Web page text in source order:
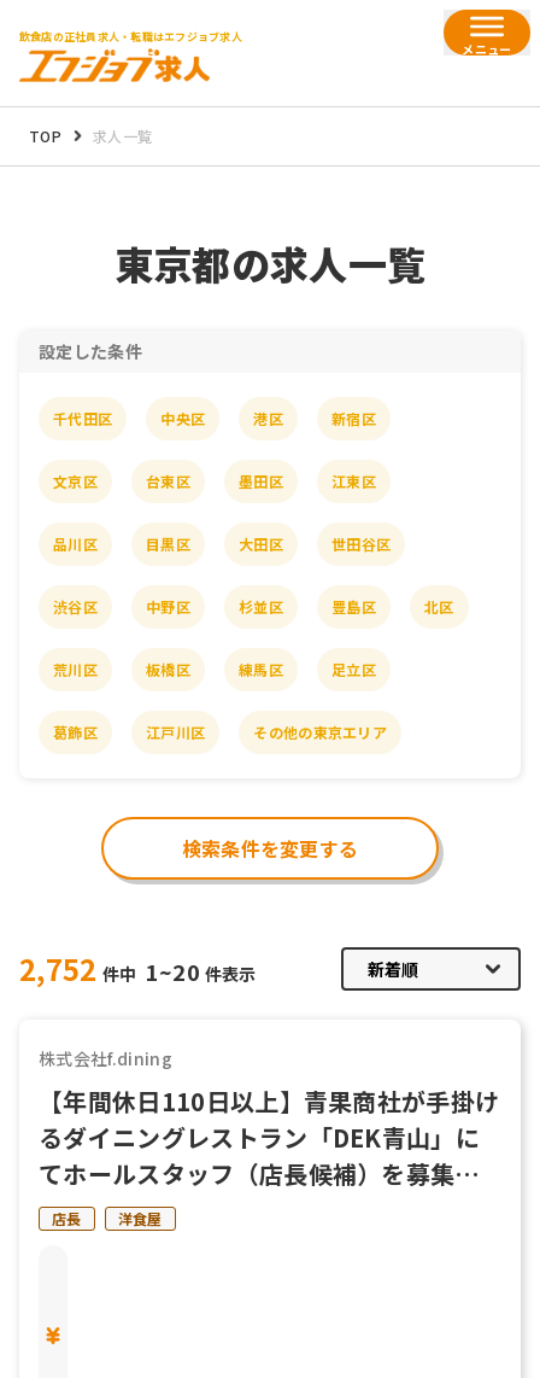
飲食店の正社員求人・転職はエフジョブ求人
メニュー
TOP 求人一覧
東京都の求人一覧
設定した条件
千代田区 中央区 港区 新宿区
文京区 台東区 墨田区 江東区
品川区 目黒区 大田区 世田谷区
渋谷区 中野区 杉並区 豊島区 北区
荒川区 板橋区 練馬区 足立区
葛飾区 江戸川区 その他の東京エリア
検索条件を変更する
2,752 件中 1~20 件表示
株式会社f.dining
【年間休日110日以上】青果商社が手掛け
るダイニングレストラン「DEK青山」に
てホールスタッフ（店長候補）を募集
中！
店長 洋食屋